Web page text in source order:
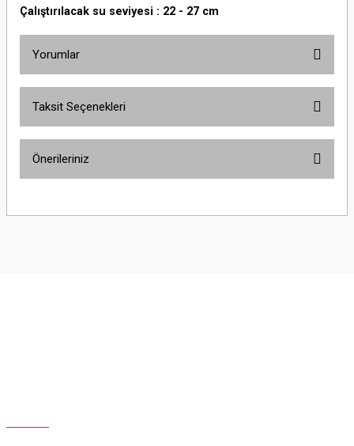
Çalıştırılacak su seviyesi : 22 - 27 cm
Yorumlar
Taksit Seçenekleri
Önerileriniz
yetersiz gördüğünüz noktaları öneri formunu kullanarak tarafımıza